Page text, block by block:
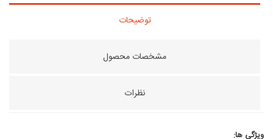
توضیحات
مشخصات محصول
نظرات
ویژگی ها: